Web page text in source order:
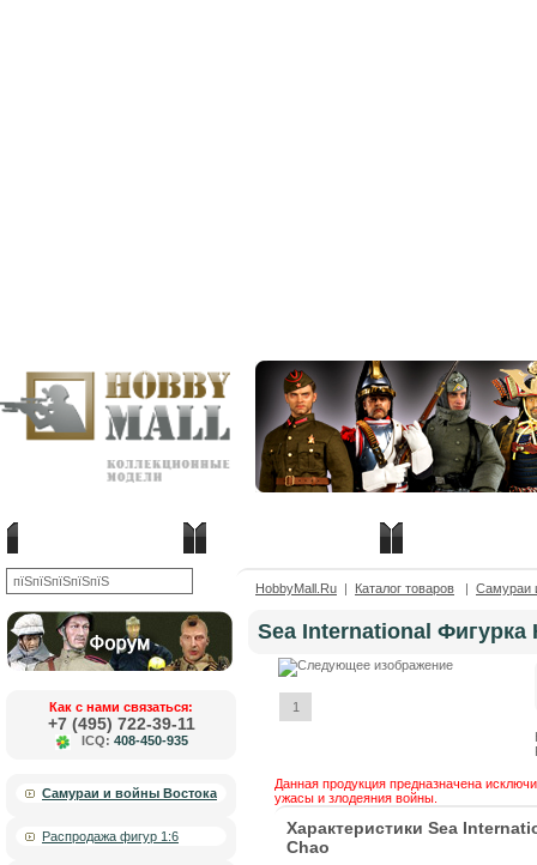
Как с нами связаться:
+7 (495) 722-39-11
ICQ: 408-450-935
Самураи и войны Востока
Распродажа фигур 1:6
HobbyMall.Ru | Каталог товаров | Самураи
Sea International Фигурка
1
Данная продукция предназначена
ужасы и злодеяния войны.
Характеристики Sea
Chao